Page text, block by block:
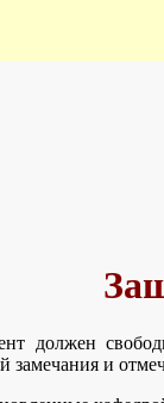
должен
замечания и